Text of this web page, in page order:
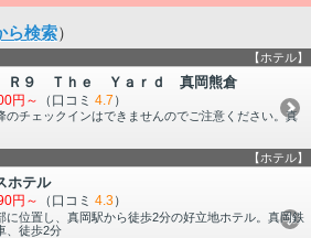
ら検索）
【ホテル】
Ｒ９ Ｔｈｅ Ｙａｒｄ 真岡熊倉
円～ （口コミ 4.7 ）
チェックインはできませんのでご注意ください。真
【ホテル】
ホテル
円～ （口コミ 4.3）
に位置し、真岡駅から徒歩2分の好立地ホテル。真岡鉄
、徒歩2分